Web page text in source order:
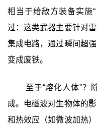
相当于给敌方装备实施
过：这类武器主要针对
集成电路，通过瞬间超
变成废铁。
至于“熔化人体”？
成。电磁波对生物体的
和热效应（如微波加热